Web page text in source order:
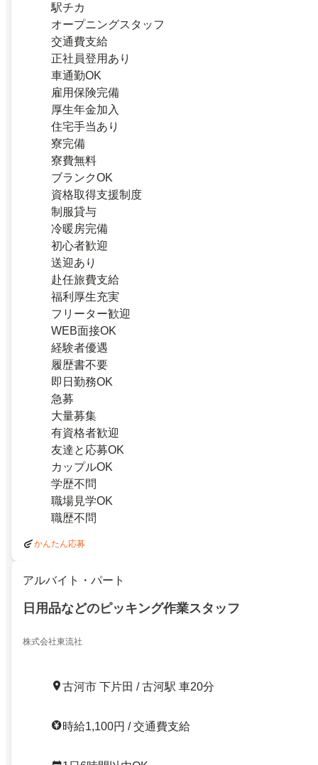
駅チカ
オープニングスタッフ
交通費支給
正社員登用あり
車通勤OK
雇用保険完備
厚生年金加入
住宅手当あり
寮完備
寮費無料
ブランクOK
資格取得支援制度
制服貸与
冷暖房完備
初心者歓迎
送迎あり
赴任旅費支給
福利厚生充実
フリーター歓迎
WEB面接OK
経験者優遇
履歴書不要
即日勤務OK
急募
大量募集
有資格者歓迎
友達と応募OK
カップルOK
学歴不問
職場見学OK
職歴不問
かんたん応募
アルバイト・パート
日用品などのピッキング作業スタッフ
株式会社東流社
古河市 下片田 / 古河駅 車20分
時給1,100円 / 交通費支給